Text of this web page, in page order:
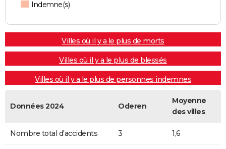
Indemne(s)
Villes où il y a le plus de morts
Villes où il y a le plus de blessés
Villes où il y a le plus de personnes indemnes
Données 2024 Oderen
Moyenne
des villes
Nombre total d'accidents 3 1,6